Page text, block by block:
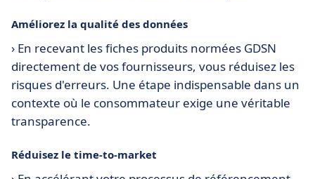
Améliorez la qualité des données
› En recevant les fiches produits normées GDSN
directement de vos fournisseurs, vous réduisez les
risques d'erreurs. Une étape indispensable dans un
contexte où le consommateur exige une véritable
transparence.
Réduisez le time-to-market